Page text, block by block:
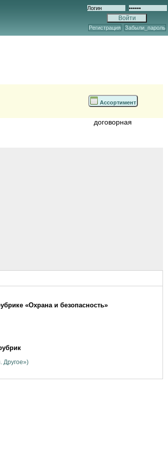
Регистрация Забыли_пароль
Ассортимент
договорная
«Охрана и безопасность»
Другое»)